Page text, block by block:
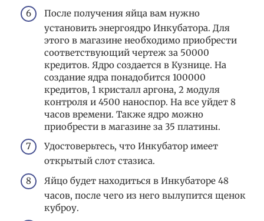
После получения яйца вам нужно
установить энергоядро Инкубатора. Для
этого в магазине необходимо приобрести
соответствующий чертеж за 50000
кредитов. Ядро создается в Кузнице. На
создание ядра понадобится 100000
кредитов, 1 кристалл аргона, 2 модуля
контроля и 4500 наноспор. На все уйдет 8
часов времени. Также ядро можно
приобрести в магазине за 35 платины.
Удостоверьтесь, что Инкубатор имеет
открытый слот стазиса.
Яйцо будет находиться в Инкубаторе 48
часов, после чего из него вылупится щенок
куброу.